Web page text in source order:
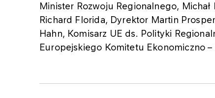
Minister Rozwoju Regionalnego,
Richard Florida, Dyrektor Martin
Hahn, Komisarz UE ds. Polityki
Europejskiego Komitetu Ekonomiczno –